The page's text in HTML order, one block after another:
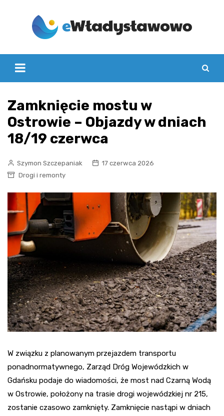
Zamknięcie mostu w
Ostrowie – Objazdy w dniach
18/19 czerwca
Szymon Szczepaniak
17 czerwca 2026
Drogi i remonty
W związku z planowanym przejazdem transportu
ponadnormatywnego, Zarząd Dróg Wojewódzkich w
Gdańsku podaje do wiadomości, że most nad Czarną Wodą
w Ostrowie, położony na trasie drogi wojewódzkiej nr 215,
zostanie czasowo zamknięty. Zamknięcie nastąpi w dniach